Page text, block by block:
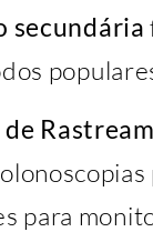
secundária
de
para